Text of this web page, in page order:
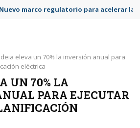
Nuevo marco regulatorio para acelerar
eleva un 70% la inversión anual para
eléctrica
UN 70% LA
PARA EJECUTAR